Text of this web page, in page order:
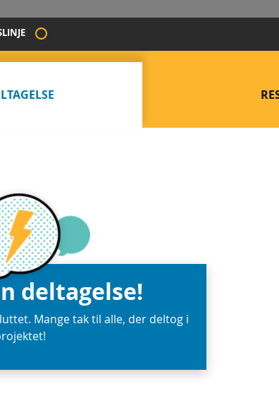
deltagelse!
Mange tak til alle, der deltog i